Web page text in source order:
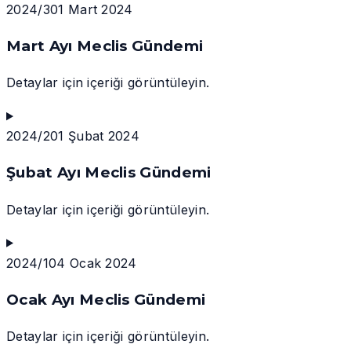
2024/301 Mart 2024
Mart Ayı Meclis Gündemi
Detaylar için içeriği görüntüleyin.
2024/201 Şubat 2024
Şubat Ayı Meclis Gündemi
Detaylar için içeriği görüntüleyin.
2024/104 Ocak 2024
Ocak Ayı Meclis Gündemi
Detaylar için içeriği görüntüleyin.